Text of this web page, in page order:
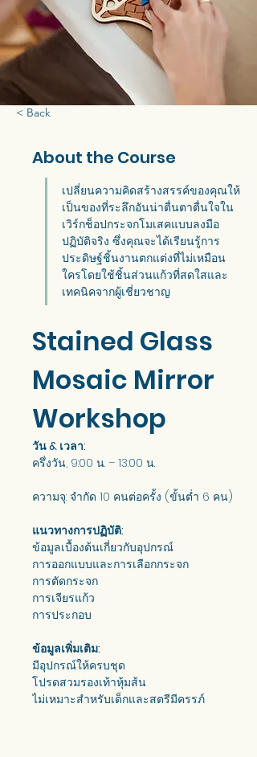
< Back
About the Course
เปลี่ยนความคิดสร้างสรรค์ของคุณให้
เป็นของที่ระลึกอันน่าตื่นตาตื่นใจใน
เวิร์กช็อปกระจกโมเสคแบบลงมือ
ปฏิบัติจริง ซึ่งคุณจะได้เรียนรู้การ
ประดิษฐ์ชิ้นงานตกแต่งที่ไม่เหมือน
ใครโดยใช้ชิ้นส่วนแก้วที่สดใสและ
เทคนิคจากผู้เชี่ยวชาญ
Stained Glass
Mosaic Mirror
Workshop
วัน & เวลา:
ครึ่งวัน, 9:00 น. – 13:00 น.
ความจุ: จำกัด 10 คนต่อครั้ง (ขั้นต่ำ 6 คน)
แนวทางการปฏิบัติ:
ข้อมูลเบื้องต้นเกี่ยวกับอุปกรณ์
การออกแบบและการเลือกกระจก
การตัดกระจก
การเจียรแก้ว
การประกอบ
ข้อมูลเพิ่มเติม:
มีอุปกรณ์ให้ครบชุด
โปรดสวมรองเท้าหุ้มส้น
ไม่เหมาะสำหรับเด็กและสตรีมีครรภ์